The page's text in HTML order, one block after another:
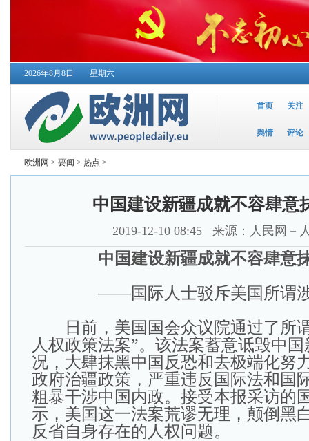
2026年8月8日 星期六
首页 关注
舆情 评论
欧洲网 > 要闻 > 热点 >
中国建设新疆成就不容肆意
2019-12-10 08:45 来源：人民网－
中国建设新疆成就不容肆意
——国际人士驳斥美国所谓
日前，美国国会众议院通过了所谓
人权政策法案”。该法案蓄意诋毁中
况，大肆抹黑中国反恐和去极端化努
政府治疆政策，严重违反国际法和国
粗暴干涉中国内政。接受本报采访的
示，美国这一法案荒谬无理，颠倒黑
反省自身存在的人权问题。